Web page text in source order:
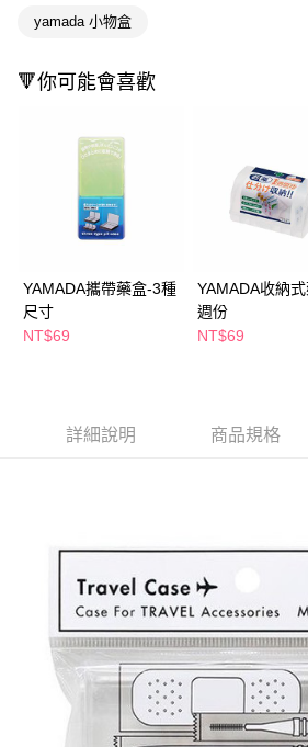
悠遊付
Google Pay
相關說明
AFTEE先享後付是「在收到商品之後才付款」
便利好安心！
１．簡單：不需註冊會員、不需綁卡、不需儲值
２．便利：只要手機號碼，簡訊認證，即可結帳。
【「AFTEE先享後付」結帳流程】
１．於結帳方式選擇「AFTEE先享後付」後，
結帳頁面，進行簡訊認證並確認金額後，即可完
※ 請注意：結帳手續完成當下不需立刻繳費，但
購買商品的店家。未經商家同意取消之訂單仍視
１．透過由恩沛科技股份有限公司提供之「
易，需依本服務之必要範圍內提供個人資料，並
權轉讓予恩沛科技股份有限公司。
２．關於個人資料處理事宜，請瀏覽以下網址：
https://aftee.tw/terms/#terms3
３．未成年的使用者請事先徵得法定代理人或監
「AFTEE先享後付」，若未經同意申辦者引起之
４．使用「AFTEE先享後付」時，將依據個別
運送方式
每筆NT$65，滿NT$390(含以上)免運費
付款後全家取貨
每筆NT$65，滿NT$490(含以上)免運費
7-11取貨付款
每筆NT$65，滿NT$490(含以上)免運費
付款後7-11取貨
每筆NT$65，滿NT$490(含以上)免運費
宅配(本島)
每筆NT$100，滿NT$790(含以上)免運費
yamada 小物盒
🔻你可能會喜歡
YAMADA攜帶藥盒-3種
尺寸
NT$69
YAMADA收納
週份
NT$69
詳細說明 商品規格